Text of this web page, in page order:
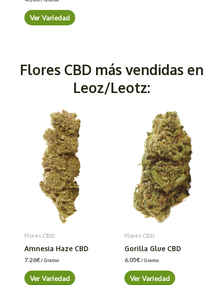
Ver Variedad
Flores CBD más vendidas en
Leoz/Leotz:
Flores CBD
Amnesia Haze CBD
7.26€/ Gramo
Ver Variedad
Flores CBD
Gorilla Glue CBD
6.05€/ Gramo
Ver Variedad